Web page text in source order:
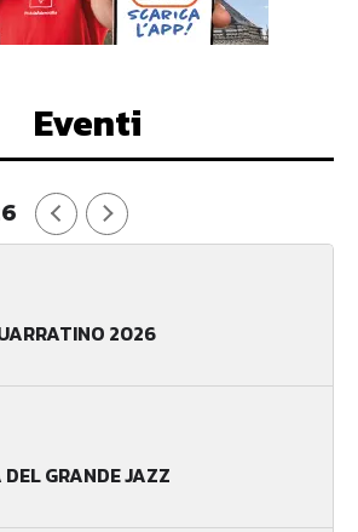
Eventi
2026
DEL GRANDE JAZZ